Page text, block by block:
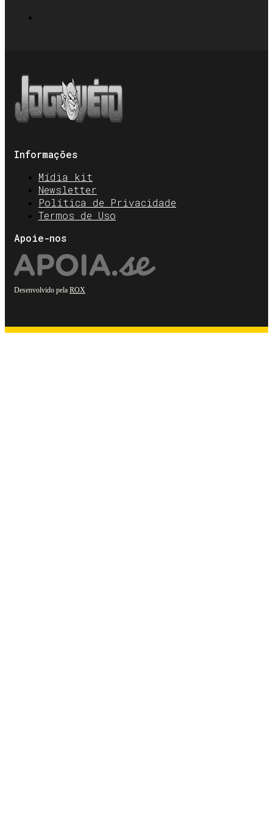
Informações
Mídia kit
Newsletter
Política de Privacidade
Termos de Uso
Apoie-nos
Desenvolvido pela ROX